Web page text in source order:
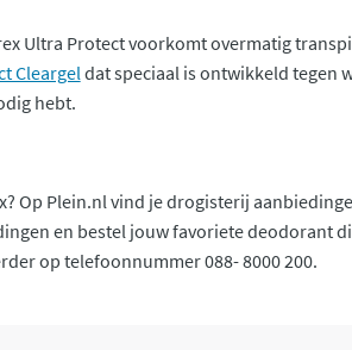
Ultra Protect voorkomt overmatig
Cleargeldat speciaal is ontwikkeld tegen
hebt.
Op Plein.nl vind je drogisterij
en bestel jouw favoriete deodorant
op telefoonnummer 088- 8000 200.